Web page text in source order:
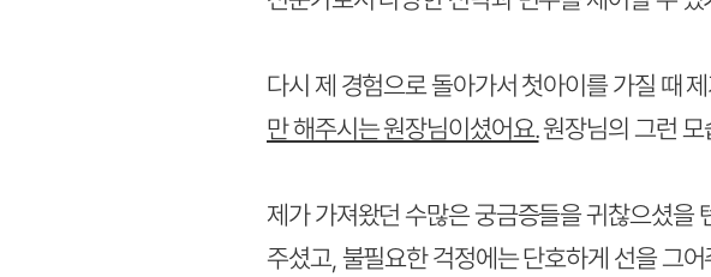
다시 제 경험으로 돌아가서 첫아이를 가질 때
만 해주시는 원장님이셨어요.원장님의 그런 모
제가 가져왔던 수많은 궁금증들을 귀찮으셨을
주셨고, 불필요한 걱정에는 단호하게 선을 그